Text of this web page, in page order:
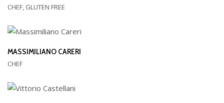
CHEF, GLUTEN FREE
MASSIMILIANO CARERI
CHEF